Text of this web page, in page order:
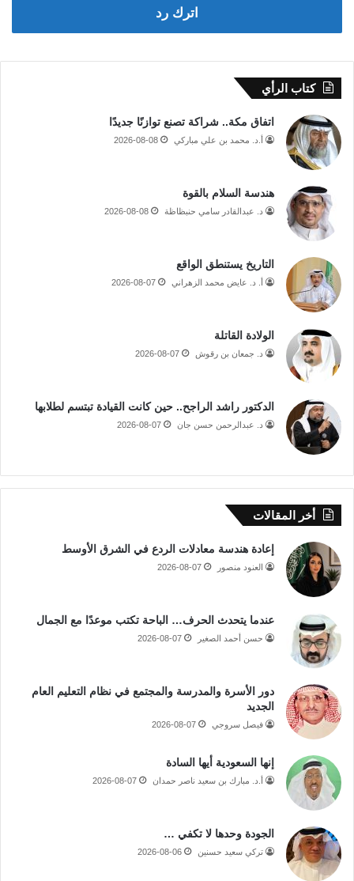
اترك رد
كتاب الرأي
اتفاق مكة.. شراكة تصنع توازنًا جديدًا
أ.د. محمد بن علي مباركي 2026-08-08
هندسة السلام بالقوة
د. عبدالقادر سامي حنبظاظة 2026-08-08
التاريخ يستنطق الواقع
أ. د. عايض محمد الزهراني 2026-08-07
الولادة القاتلة
د. جمعان بن رقوش 2026-08-07
الدكتور راشد الراجح.. حين كانت القيادة تبتسم لطلابها
د. عبدالرحمن حسن جان 2026-08-07
أخر المقالات
إعادة هندسة معادلات الردع في الشرق الأوسط
العنود منصور 2026-08-07
عندما يتحدث الحرف… الباحة تكتب موعدًا مع الجمال
حسن أحمد الصغير 2026-08-07
دور الأسرة والمدرسة والمجتمع في نظام التعليم العام
الجديد
فيصل سروجي 2026-08-07
إنها السعودية أيها السادة
أ.د. مبارك بن سعيد ناصر حمدان 2026-08-07
الجودة وحدها لا تكفي …
تركي سعيد حسنين 2026-08-06